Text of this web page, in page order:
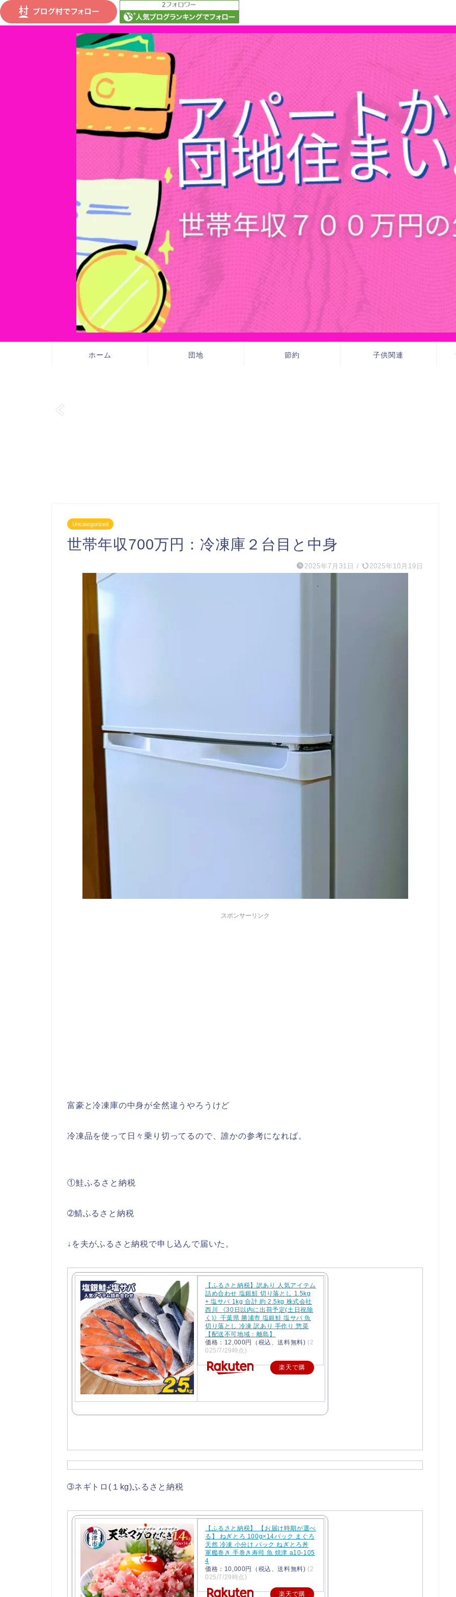
ホーム 団地 節約 子供関連
Uncategorized
世帯年収700万円：冷凍庫２台目と中身
2025年7月31日 / 2025年10月19日
スポンサーリンク
富豪と冷凍庫の中身が全然違うやろうけど
冷凍品を使って日々乗り切ってるので、誰かの参考になれば。
①鮭ふるさと納税
➁鯖ふるさと納税
↓を夫がふるさと納税で申し込んで届いた。
【ふるさと納税】訳あり 人気アイテム
詰め合わせ 塩銀鮭 切り落とし 1.5kg
+ 塩サバ 1kg 合計 約 2.5kg 株式会社
西川 《30日以内に出荷予定(土日祝除
く)》千葉県 勝浦市 塩銀鮭 塩サバ 魚
切り落とし 冷凍 訳あり 手作り 惣菜
【配送不可地域：離島】
価格：12,000円（税込、送料無料) (2
025/7/29時点)
楽天で購
➂ネギトロ(１kg)ふるさと納税
【ふるさと納税】 【お届け時期が選べ
る】 ねぎとろ 100g×14パック まぐろ
天然 冷凍 小分け パック ねぎとろ丼
軍艦巻き 手巻き寿司 魚 焼津 a10-105
4
価格：10,000円（税込、送料無料) (2
025/7/29時点)
楽天で購